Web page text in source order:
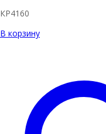
КР4160
В корзину